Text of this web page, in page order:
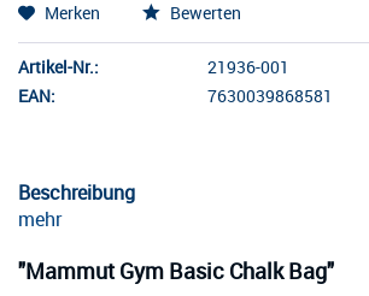
Merken Bewerten
Artikel-Nr.:
21936-001
EAN:
7630039868581
Beschreibung
mehr
"Mammut Gym Basic Chalk Bag"